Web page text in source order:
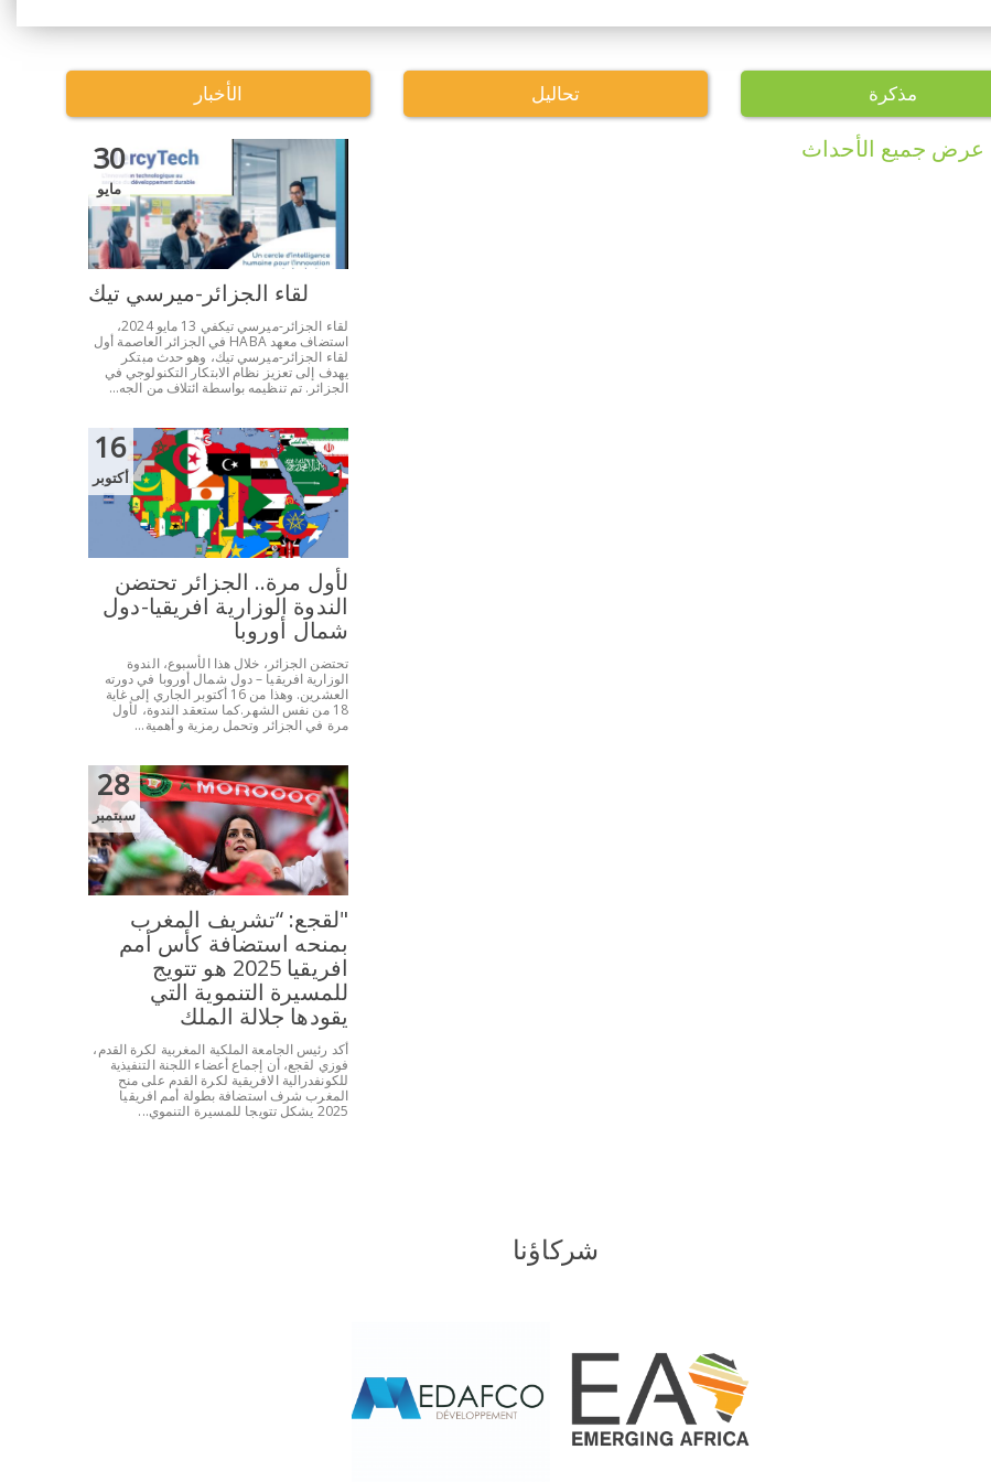
الأخبار
30
مايو
لقاء الجزائر-ميرسي تيك
لقاء الجزائر-ميرسي تيكفي 13 مايو 2024،
استضاف معهد HABA في الجزائر العاصمة أول
لقاء الجزائر-ميرسي تيك، وهو حدث مبتكر
يهدف إلى تعزيز نظام الابتكار التكنولوجي في
الجزائر. تم تنظيمه بواسطة ائتلاف من الجه...
16
أكتوبر
لأول مرة.. الجزائر تحتضن
الندوة الوزارية افريقيا-دول
شمال أوروبا
تحتضن الجزائر، خلال هذا الأسبوع، الندوة
الوزارية افريقيا – دول شمال أوروبا في دورته
العشرين. وهذا من 16 أكتوبر الجاري إلى غاية
18 من نفس الشهر.كما ستعقد الندوة، لأول
مرة في الجزائر وتحمل رمزية و أهمية...
28
سبتمبر
"لقجع: “تشريف المغرب
بمنحه استضافة كأس أمم
افريقيا 2025 هو تتويج
للمسيرة التنموية التي
يقودها جلالة الملك
أكد رئيس الجامعة الملكية المغربية لكرة القدم،
فوزي لقجع، أن إجماع أعضاء اللجنة التنفيذية
للكونفدرالية الافريقية لكرة القدم على منح
المغرب شرف استضافة بطولة أمم افريقيا
2025 يشكل تتويجا للمسيرة التنموي...
تحاليل مذكرة
عرض جميع الأحداث
شركاؤنا